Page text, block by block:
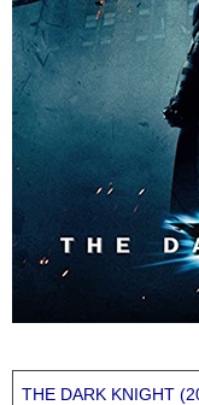
THE DARK KNIGHT